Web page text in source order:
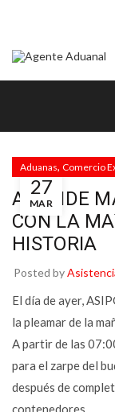
27
MAR
Aduanas, Comercio
ATIENDE
CON LA
HISTORIA
Posted by
El día de ayer,
la pleamar de la
A partir de las
para el zarpe del
después de
contenedores.